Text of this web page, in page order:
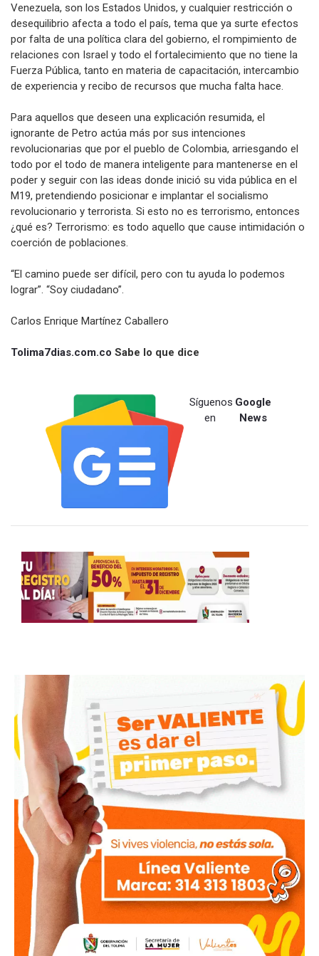
Venezuela, son los Estados Unidos, y cualquier restricción o
desequilibrio afecta a todo el país, tema que ya surte efectos
por falta de una política clara del gobierno, el rompimiento de
relaciones con Israel y todo el fortalecimiento que no tiene la
Fuerza Pública, tanto en materia de capacitación, intercambio
de experiencia y recibo de recursos que mucha falta hace.
Para aquellos que deseen una explicación resumida, el
ignorante de Petro actúa más por sus intenciones
revolucionarias que por el pueblo de Colombia, arriesgando el
todo por el todo de manera inteligente para mantenerse en el
poder y seguir con las ideas donde inició su vida pública en el
M19, pretendiendo posicionar e implantar el socialismo
revolucionario y terrorista. Si esto no es terrorismo, entonces
¿qué es? Terrorismo: es todo aquello que cause intimidación o
coerción de poblaciones.
“El camino puede ser difícil, pero con tu ayuda lo podemos
lograr”. “Soy ciudadano”.
Carlos Enrique Martínez Caballero
Tolima7dias.com.co Sabe lo que dice
Síguenos
en
Google
News